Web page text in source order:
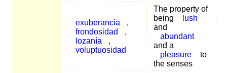
exuberancia
,
frondosidad
,
lozanía
,
voluptuosidad
The property of
being
lush
and
abundant
and a
pleasure
to
the senses